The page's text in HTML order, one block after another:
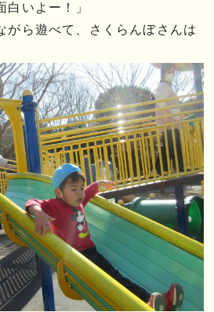
白いよー！」
がら遊べて、さくらんぼさんは